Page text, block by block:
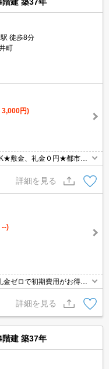
徒歩8分
町
3,000円)
敷金、礼金０円★都市ガ
ね☆４階の最上階で日当た
駅の両駅利用可能な便利
可能なお部屋です☆角部屋
詳細を見る
--)
ゼロで初期費用がお得★
JR両駅アクセスOKの便利
お得なワンルーム☆さらに
の洋室で、さらに嬉しいエ
詳細を見る
階建 築37年